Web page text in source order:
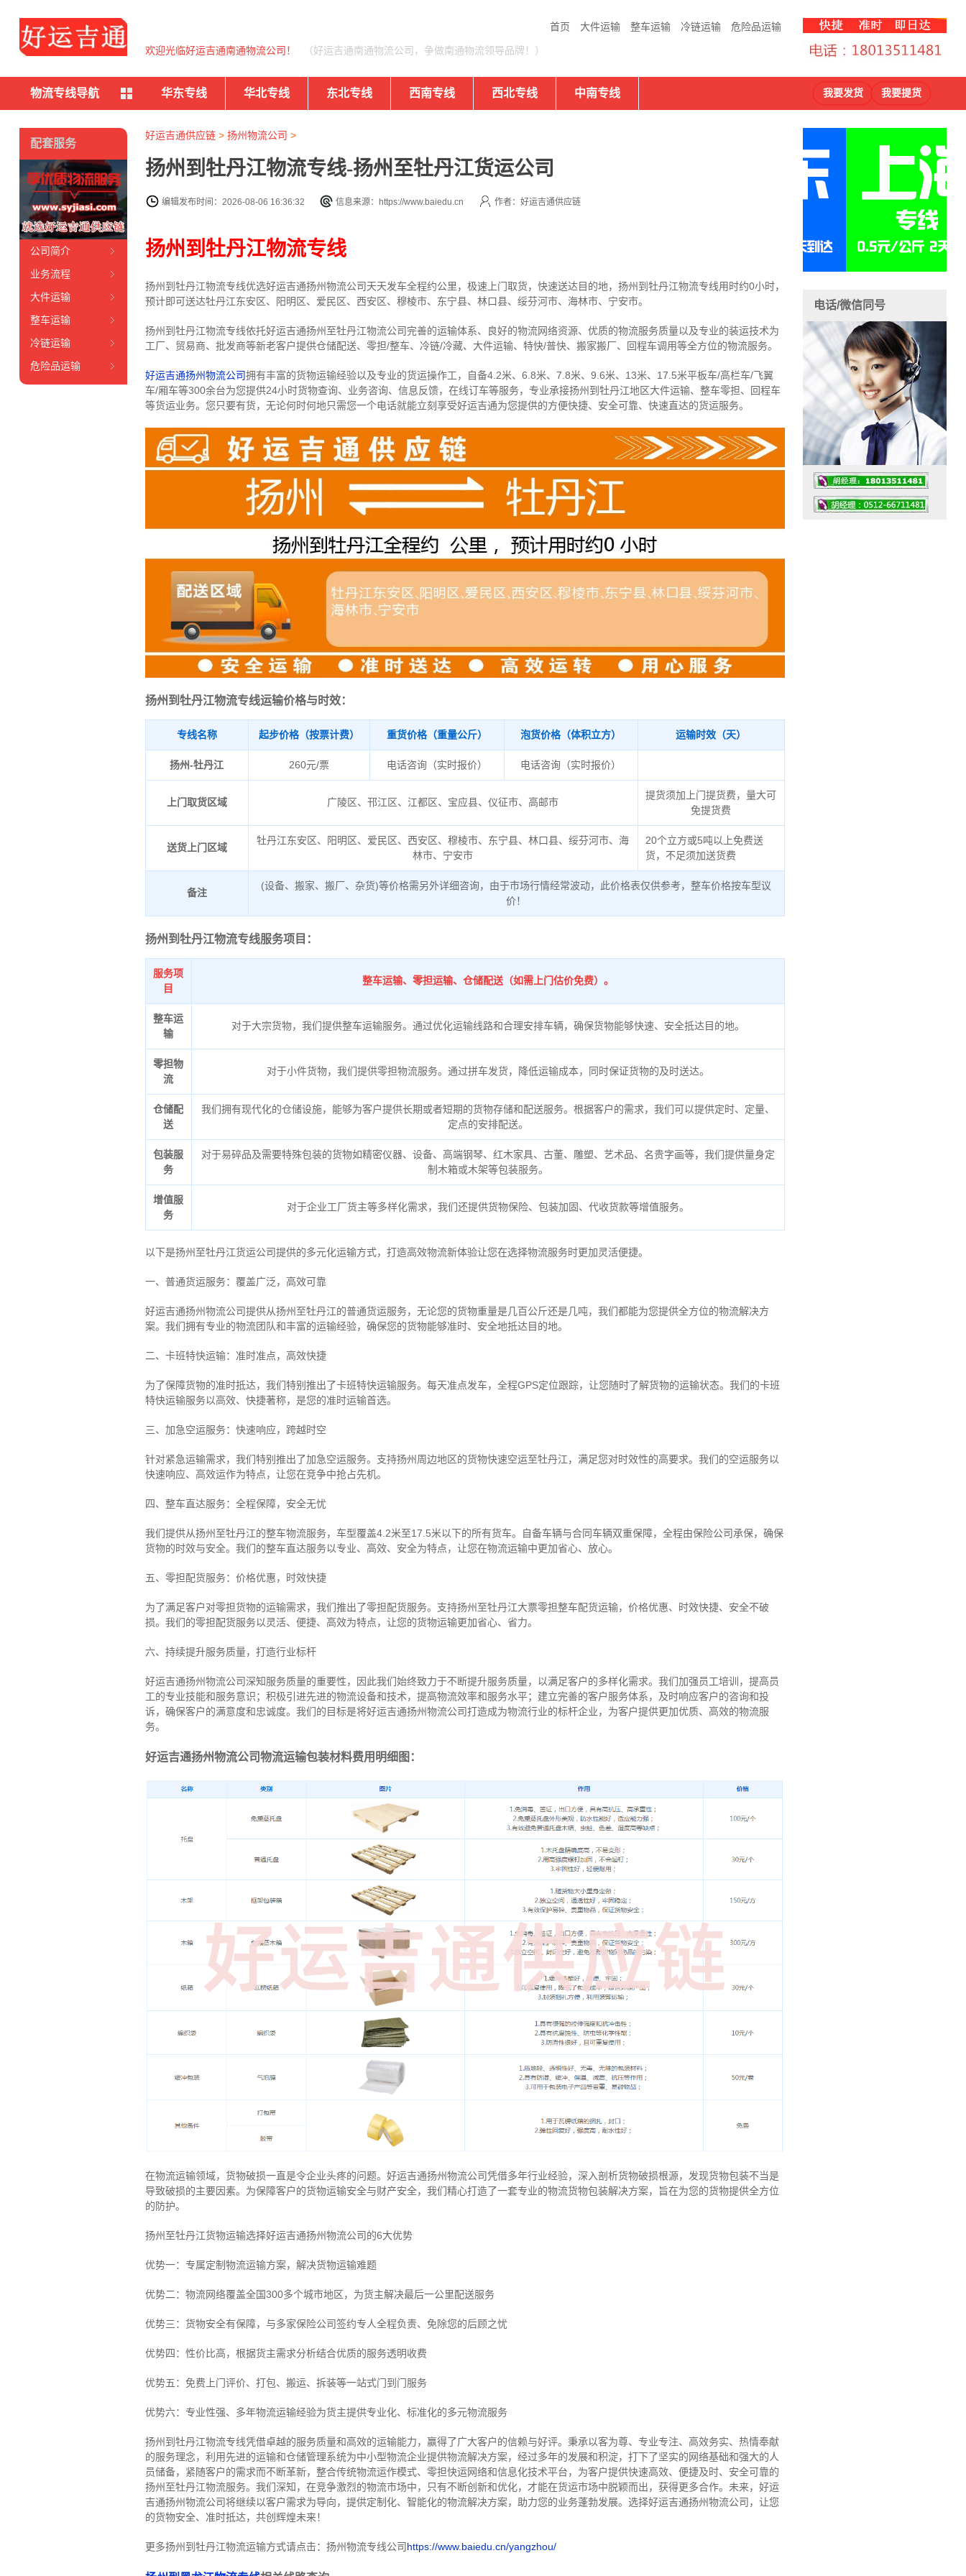
首页 大件运输 整车运输 冷链运输 危险品运输
欢迎光临好运吉通南通物流公司！ （好运吉通南通物流公司，争做南通物流领导品牌！）
物流专线导航 华东专线 华北专线 东北专线 西南专线 西北专线 中南专线 我要发货 我要提货
好运吉通供应链> 扬州物流公司 >
扬州到牡丹江物流专线-扬州至牡丹江货运公司
编辑发布时间：2026-08-06 16:36:32 信息来源：https://www.baiedu.cn 作者：好运吉通供应链
扬州到牡丹江物流专线
扬州到牡丹江物流专线优选好运吉通扬州物流公司天天发车全程约公里， 极速上门取货，快速送达目的地，扬州到牡丹江物流专线用时约0小时，
预计即可送达牡丹江东安区、阳明区、爱民区、西安区、穆棱市、东宁县、林口县、绥芬河市、海林市、宁安市。
扬州到牡丹江物流专线依托好运吉通扬州至牡丹江物流公司完善的运输体系、良好的物流网络资源、优质的物流服务质量以及专业的装运技术为
工厂、贸易商、批发商等新老客户提供仓储配送、零担/整车、冷链/冷藏、大件运输、特快/普快、搬家搬厂、回程车调用等全方位的物流服务。
好运吉通扬州物流公司拥有丰富的货物运输经验以及专业的货运操作工，自备4.2米、6.8米、7.8米、9.6米、13米、17.5米平板车/高栏车/飞翼
车/厢车等300余台为您提供24小时货物查询、业务咨询、信息反馈，在线订车等服务， 专业承接扬州到牡丹江地区大件运输、整车零担、回程车
等货运业务。 您只要有货，无论何时何地只需您一个电话就能立刻享受好运吉通为您提供的方便快捷、安全可靠、快速直达的货运服务。
扬州到牡丹江物流专线运输价格与时效：
专线名称 起步价格（按票计费） 重货价格（重量公斤） 泡货价格（体积立方） 运输时效（天）
扬州-牡丹江 260元/票 电话咨询（实时报价） 电话咨询（实时报价）
上门取货区域 广陵区、邗江区、江都区、宝应县、仪征市、高邮市
提货须加上门提货费，量大可
免提货费
送货上门区域
牡丹江东安区、阳明区、爱民区、西安区、穆棱市、东宁县、林口县、绥芬河市、海
林市、宁安市
20个立方或5吨以上免费送
货，不足须加送货费
备注
(设备、搬家、搬厂、杂货)等价格需另外详细咨询，由于市场行情经常波动，此价格表仅供参考，整车价格按车型议
价！
扬州到牡丹江物流专线服务项目：
服务项
目
整车运输、零担运输、仓储配送（如需上门估价免费）。
整车运
输
对于大宗货物，我们提供整车运输服务。通过优化运输线路和合理安排车辆，确保货物能够快速、安全抵达目的地。
零担物
流
对于小件货物，我们提供零担物流服务。通过拼车发货，降低运输成本，同时保证货物的及时送达。
仓储配
送
我们拥有现代化的仓储设施，能够为客户提供长期或者短期的货物存储和配送服务。根据客户的需求，我们可以提供定时、定量、
定点的安排配送。
包装服
务
对于易碎品及需要特殊包装的货物如精密仪器、设备、高端钢琴、红木家具、古董、雕塑、艺术品、名贵字画等，我们提供量身定
制木箱或木架等包装服务。
增值服
务
对于企业工厂货主等多样化需求，我们还提供货物保险、包装加固、代收货款等增值服务。
以下是扬州至牡丹江货运公司提供的多元化运输方式，打造高效物流新体验让您在选择物流服务时更加灵活便捷。
一、普通货运服务：覆盖广泛，高效可靠
好运吉通扬州物流公司提供从扬州至牡丹江的普通货运服务，无论您的货物重量是几百公斤还是几吨，我们都能为您提供全方位的物流解决方
案。我们拥有专业的物流团队和丰富的运输经验，确保您的货物能够准时、安全地抵达目的地。
二、卡班特快运输：准时准点，高效快捷
为了保障货物的准时抵达，我们特别推出了卡班特快运输服务。每天准点发车，全程GPS定位跟踪，让您随时了解货物的运输状态。我们的卡班
特快运输服务以高效、快捷著称，是您的准时运输首选。
三、加急空运服务：快速响应，跨越时空
针对紧急运输需求，我们特别推出了加急空运服务。支持扬州周边地区的货物快速空运至牡丹江，满足您对时效性的高要求。我们的空运服务以
快速响应、高效运作为特点，让您在竞争中抢占先机。
四、整车直达服务：全程保障，安全无忧
我们提供从扬州至牡丹江的整车物流服务，车型覆盖4.2米至17.5米以下的所有货车。自备车辆与合同车辆双重保障，全程由保险公司承保，确保
货物的时效与安全。我们的整车直达服务以专业、高效、安全为特点，让您在物流运输中更加省心、放心。
五、零担配货服务：价格优惠，时效快捷
为了满足客户对零担货物的运输需求，我们推出了零担配货服务。支持扬州至牡丹江大票零担整车配货运输，价格优惠、时效快捷、安全不破
损。我们的零担配货服务以灵活、便捷、高效为特点，让您的货物运输更加省心、省力。
六、持续提升服务质量，打造行业标杆
好运吉通扬州物流公司深知服务质量的重要性，因此我们始终致力于不断提升服务质量，以满足客户的多样化需求。我们加强员工培训，提高员
工的专业技能和服务意识；积极引进先进的物流设备和技术，提高物流效率和服务水平；建立完善的客户服务体系，及时响应客户的咨询和投
诉，确保客户的满意度和忠诚度。我们的目标是将好运吉通扬州物流公司打造成为物流行业的标杆企业，为客户提供更加优质、高效的物流服
务。
好运吉通扬州物流公司物流运输包装材料费用明细图：
在物流运输领域，货物破损一直是令企业头疼的问题。好运吉通扬州物流公司凭借多年行业经验，深入剖析货物破损根源，发现货物包装不当是
导致破损的主要因素。为保障客户的货物运输安全与财产安全，我们精心打造了一套专业的物流货物包装解决方案，旨在为您的货物提供全方位
的防护。
扬州至牡丹江货物运输选择好运吉通扬州物流公司的6大优势
优势一：专属定制物流运输方案，解决货物运输难题
优势二：物流网络覆盖全国300多个城市地区，为货主解决最后一公里配送服务
优势三：货物安全有保障，与多家保险公司签约专人全程负责、免除您的后顾之忧
优势四：性价比高，根据货主需求分析结合优质的服务透明收费
优势五：免费上门评价、打包、搬运、拆装等一站式门到门服务
优势六：专业性强、多年物流运输经验为货主提供专业化、标准化的多元物流服务
扬州到牡丹江物流专线凭借卓越的服务质量和高效的运输能力，赢得了广大客户的信赖与好评。 秉承以客为尊、专业专注、高效务实、热情奉献
的服务理念，利用先进的运输和仓储管理系统为中小型物流企业提供物流解决方案，经过多年的发展和积淀，打下了坚实的网络基础和强大的人
员储备，紧随客户的需求而不断革新，整合传统物流运作模式、零担快运网络和信息化技术平台，为客户提供快速高效、便捷及时、安全可靠的
扬州至牡丹江物流服务。 我们深知，在竞争激烈的物流市场中，只有不断创新和优化，才能在货运市场中脱颖而出，获得更多合作。 未来，好运
吉通扬州物流公司将继续以客户需求为导向，提供定制化、智能化的物流解决方案，助力您的业务蓬勃发展。选择好运吉通扬州物流公司，让您
的货物安全、准时抵达，共创辉煌未来！
更多扬州到牡丹江物流运输方式请点击：扬州物流专线公司https://www.baiedu.cn/yangzhou/
配套服务
公司简介
业务流程
大件运输
整车运输
冷链运输
危险品运输
电话/微信同号